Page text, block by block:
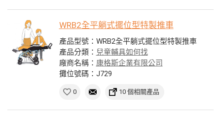
WRB2全平躺式擺位型特製推車
產品型號：WRB2全平躺式擺位型特製推車
產品分類： 兒童輔具如何找
廠商名稱： 康格斯企業有限公司
攤位號碼：J729
0 10 個相關產品